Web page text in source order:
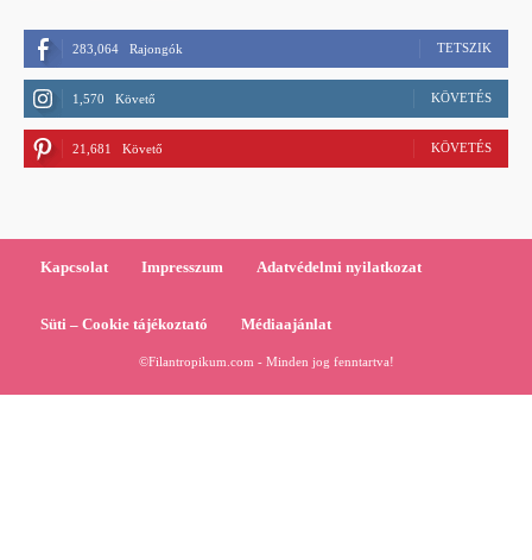
283,064 Rajongók TETSZIK
1,570 Követő KÖVETÉS
21,681 Követő KÖVETÉS
Kapcsolat Impresszum Adatvédelmi nyilatkozat
Süti – Cookie tájékoztató Médiaajánlat
©Filantropikum.com - Minden jog fenntartva!